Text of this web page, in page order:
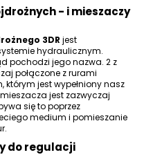
- i mieszaczy
3DR jest
hydraulicznym.
pochodzi jego nazwa. 2 z
połączone z rurami
jest wypełniony nasz
jest zazwyczaj
się to poprzez
medium i pomieszanie
do regulacji